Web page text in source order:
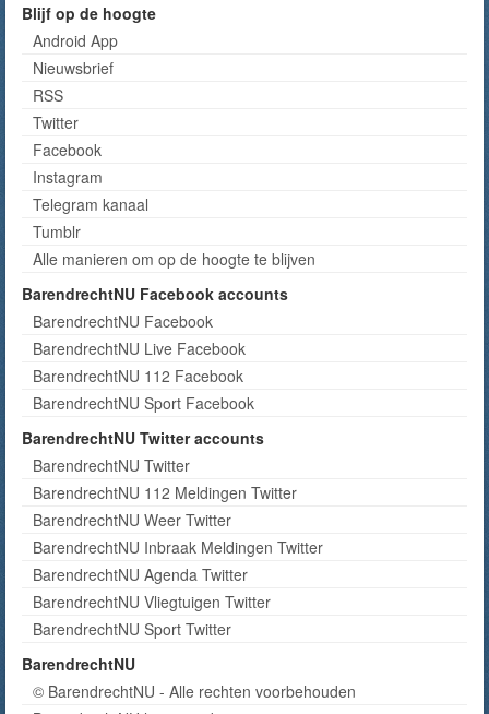
Blijf op de hoogte
Android App
Nieuwsbrief
RSS
Twitter
Facebook
Instagram
Telegram kanaal
Tumblr
Alle manieren om op de hoogte te blijven
BarendrechtNU Facebook accounts
BarendrechtNU Facebook
BarendrechtNU Live Facebook
BarendrechtNU 112 Facebook
BarendrechtNU Sport Facebook
BarendrechtNU Twitter accounts
BarendrechtNU Twitter
BarendrechtNU 112 Meldingen Twitter
BarendrechtNU Weer Twitter
BarendrechtNU Inbraak Meldingen Twitter
BarendrechtNU Agenda Twitter
BarendrechtNU Vliegtuigen Twitter
BarendrechtNU Sport Twitter
BarendrechtNU
© BarendrechtNU - Alle rechten voorbehouden